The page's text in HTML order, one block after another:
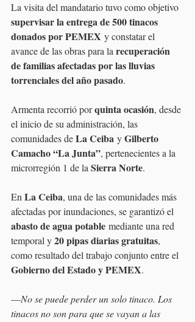
La visita del mandatario tuvo como objetivo
supervisar la entrega de 500 tinacos
donados por PEMEX y constatar el
avance de las obras para la recuperación
de familias afectadas por las lluvias
torrenciales del año pasado.
Armenta recorrió por quinta ocasión, desde
el inicio de su administración, las
comunidades de La Ceiba y Gilberto
Camacho “La Junta”, pertenecientes a la
microrregión 1 de la Sierra Norte.
En La Ceiba, una de las comunidades más
afectadas por inundaciones, se garantizó el
abasto de agua potable mediante una red
temporal y 20 pipas diarias gratuitas,
como resultado del trabajo conjunto entre el
Gobierno del Estado y PEMEX.
—No se puede perder un solo tinaco. Los
tinacos no son para que se vayan a las